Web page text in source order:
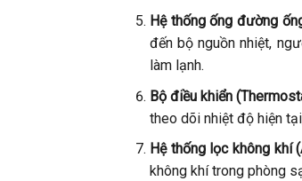
Hệ thống ống đường
đến bộ nguồn nhiệt,
làm lạnh.
Bộ điều khiển
theo dõi nhiệt độ hiện
Hệ thống lọc không khí
không khí trong phòng